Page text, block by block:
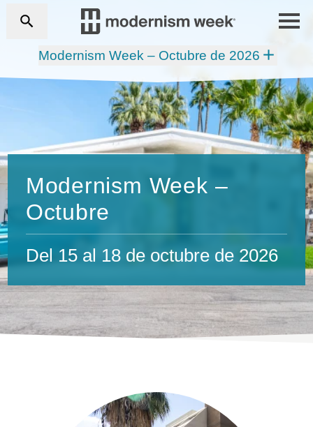
Modernism Week – Octubre de 2026
Modernism Week –
Octubre
Del 15 al 18 de octubre de 2026